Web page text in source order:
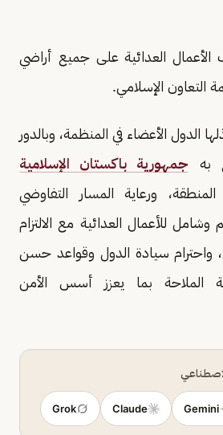
العدائية على جميع أراضي
التعاون الإسلامي.
الدول الأعضاء في المنظمة، وبالدور
به جمهورية باكستان الإسلامية
ورعاية المسار التفاوضي
للأعمال العدائية مع الالتزام
واحترام سيادة الدول وقواعد حسن
الملاحة بما يعزز أسس الأمن
Gemini
Claude
Grok